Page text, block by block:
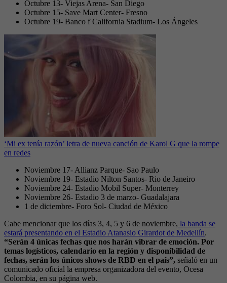
Octubre 13- Viejas Arena- San Diego
Octubre 15- Save Mart Center- Fresno
Octubre 19- Banco f California Stadium- Los Ángeles
‘Mi ex tenía razón’ letra de nueva canción de Karol G que la rompe
en redes
Noviembre 17- Allianz Parque- Sao Paulo
Noviembre 19- Estadio Nilton Santos- Rio de Janeiro
Noviembre 24- Estadio Mobil Super- Monterrey
Noviembre 26- Estadio 3 de marzo- Guadalajara
1 de diciembre- Foro Sol- Ciudad de México
Cabe mencionar que los días 3, 4, 5 y 6 de noviembre, la banda se
estará presentando en el Estadio Atanasio Girardot de Medellín.
“Serán 4 únicas fechas que nos harán vibrar de emoción. Por
temas logísticos, calendario en la región y disponibilidad de
fechas, serán los únicos shows de RBD en el país”, señaló en un
comunicado oficial la empresa organizadora del evento, Ocesa
Colombia, en su página web.